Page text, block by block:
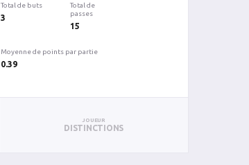
Total de buts
3
Total de
passes
15
Moyenne de points par partie
0.39
JOUEUR
DISTINCTIONS